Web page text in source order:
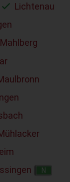
Lichtenau
Mahlberg
N